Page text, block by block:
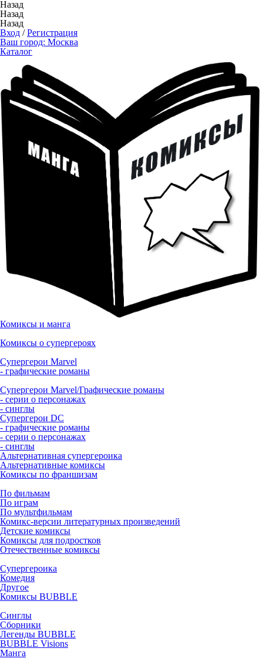
Назад
Назад
Назад
Вход /Регистрация
Ваш город: Москва
Каталог
Комиксы и манга
Комиксы о супергероях
Супергерои Marvel
- графические романы
Супергерои Marvel/Графические романы
- серии о персонажах
- синглы
Супергерои DC
- графические романы
- серии о персонажах
- синглы
Альтернативная супергероика
Альтернативные комиксы
Комиксы по франшизам
По фильмам
По играм
По мультфильмам
Комикс-версии литературных произведений
Детские комиксы
Комиксы для подростков
Отечественные комиксы
Супергероика
Комедия
Другое
Комиксы BUBBLE
Синглы
Сборники
Легенды BUBBLE
BUBBLE Visions
Манга